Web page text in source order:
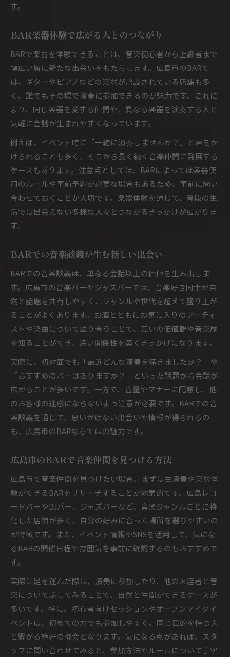
す。
BAR楽器体験で広がる人とのつながり
BARで楽器を体験できることは、音楽初心者から上級者まで
幅広い層に新たな出会いをもたらします。広島市のBARで
は、ギターやピアノなどの楽器が常設されている店舗も多
く、誰でもその場で演奏に参加できるのが魅力です。これに
より、同じ楽器を愛する仲間や、異なる楽器を演奏する人と
気軽に会話が生まれやすくなっています。
例えば、イベント時に「一緒に演奏しませんか？」と声をか
けられることも多く、そこから長く続く音楽仲間に発展する
ケースもあります。注意点としては、BARによっては楽器使
用のルールや事前予約が必要な場合もあるため、事前に問い
合わせておくことが大切です。楽器体験を通じて、普段の生
活では出会えない多様な人々とつながるきっかけが広がりま
す。
BARでの音楽談義が生む新しい出会い
BARでの音楽談義は、単なる会話以上の価値を生み出しま
す。広島市の音楽バーやジャズバーでは、音楽好き同士が自
然と話題を共有しやすく、ジャンルや世代を超えて盛り上が
ることがよくあります。お酒とともにお気に入りのアーティ
ストや楽曲について語り合うことで、互いの価値観や音楽歴
を知ることができ、深い関係性を築くきっかけになります。
実際に、初対面でも「最近どんな演奏を聴きましたか？」や
「おすすめのバーはありますか？」といった話題から会話が
広がることが多いです。一方で、音量やマナーに配慮し、他
のお客様の迷惑にならないよう注意が必要です。BARでの音
楽談義を通じて、思いがけない出会いや情報が得られるの
も、広島市のBARならではの魅力です。
広島市のBARで音楽仲間を見つける方法
広島市で音楽仲間を見つけたい場合、まずは生演奏や楽器体
験ができるBARをリサーチすることが効果的です。広島レコ
ードバーやDJバー、ジャズバーなど、音楽ジャンルごとに特
化した店舗が多く、自分の好みに合った場所を選びやすいの
が特徴です。また、イベント情報やSNSを活用して、気にな
るBARの開催日程や雰囲気を事前に確認するのもおすすめで
す。
実際に足を運んだ際は、演奏に参加したり、他の来店者と音
楽について話してみることで、自然と仲間ができるケースが
多いです。特に、初心者向けセッションやオープンマイクイ
ベントは、初めての方でも参加しやすく、同じ目的を持つ人
と繋がる絶好の機会となります。気になる点があれば、スタ
ッフに問い合わせてみると、参加方法やルールについて丁寧